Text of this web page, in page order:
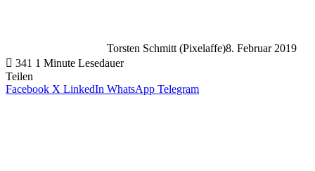
Torsten Schmitt (Pixelaffe)8. Februar 2019
341 1 Minute Lesedauer
Teilen
Facebook X LinkedIn WhatsApp Telegram